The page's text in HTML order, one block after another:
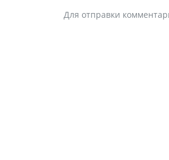
Для отправки